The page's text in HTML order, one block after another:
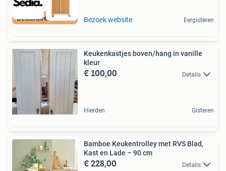
Beoordeeld met 9+ Bezoek website Eergisteren
Keukenkastjes boven/hang in vanille
kleur
€ 100,00 Details
Hierden Gisteren
Bamboe Keukentrolley met RVS Blad,
Kast en Lade – 90 cm
€ 228,00 Details